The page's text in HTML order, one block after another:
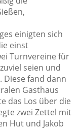
einigten sich
einst
Turnvereine für
seien und
Diese fand dann
Gasthaus
das Los über die
zwei Zettel mit
Hut und Jakob